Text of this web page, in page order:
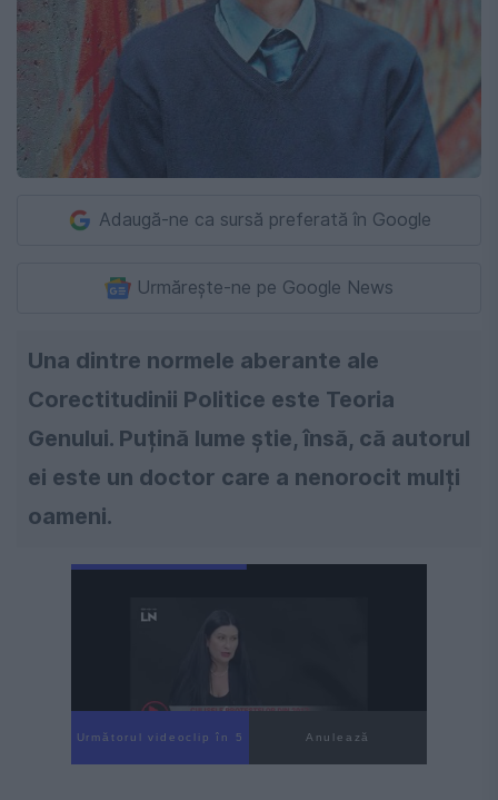
Adaugă-ne ca sursă preferată în Google
Urmărește-ne pe Google News
Una dintre normele aberante ale
Corectitudinii Politice este Teoria
Genului. Puțină lume știe, însă, că autorul
ei este un doctor care a nenorocit mulți
oameni.
Următorul videoclip în 3 Anulează